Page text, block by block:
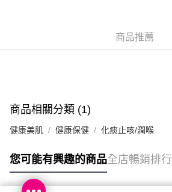
取。逾期會取消訂單，並不會安排重寄
商品推薦
商品相關分類 (1)
健康美肌 健康保健 化痰止咳/潤喉
您可能有興趣的商品全店暢銷排行